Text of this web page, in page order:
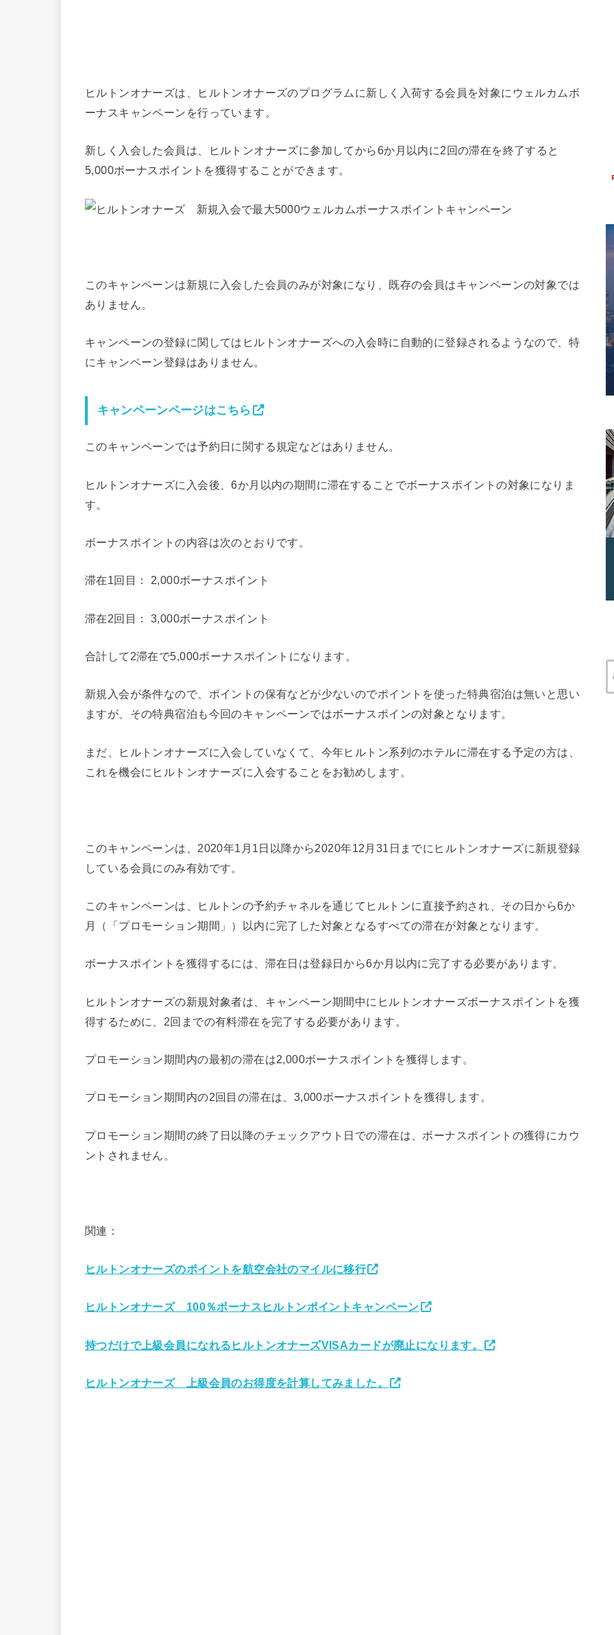
ヒルトンオナーズは、ヒルトンオナーズのプログラムに新しく入荷する会員を対象にウェルカムボ
ーナスキャンペーンを行っています。
新しく入会した会員は、ヒルトンオナーズに参加してから6か月以内に2回の滞在を終了すると
5,000ボーナスポイントを獲得することができます。
このキャンペーンは新規に入会した会員のみが対象になり、既存の会員はキャンペーンの対象では
ありません。
キャンペーンの登録に関してはヒルトンオナーズへの入会時に自動的に登録されるようなので、特
にキャンペーン登録はありません。
キャンペーンページはこちら
このキャンペーンでは予約日に関する規定などはありません。
ヒルトンオナーズに入会後、6か月以内の期間に滞在することでボーナスポイントの対象になりま
す。
ボーナスポイントの内容は次のとおりです。
滞在1回目： 2,000ボーナスポイント
滞在2回目： 3,000ボーナスポイント
合計して2滞在で5,000ボーナスポイントになります。
新規入会が条件なので、ポイントの保有などが少ないのでポイントを使った特典宿泊は無いと思い
ますが、その特典宿泊も今回のキャンペーンではボーナスポインの対象となります。
まだ、ヒルトンオナーズに入会していなくて、今年ヒルトン系列のホテルに滞在する予定の方は、
これを機会にヒルトンオナーズに入会することをお勧めします。
このキャンペーンは、2020年1月1日以降から2020年12月31日までにヒルトンオナーズに新規登録
している会員にのみ有効です。
このキャンペーンは、ヒルトンの予約チャネルを通じてヒルトンに直接予約され、その日から6か
月（「プロモーション期間」）以内に完了した対象となるすべての滞在が対象となります。
ボーナスポイントを獲得するには、滞在日は登録日から6か月以内に完了する必要があります。
ヒルトンオナーズの新規対象者は、キャンペーン期間中にヒルトンオナーズボーナスポイントを獲
得するために、2回までの有料滞在を完了する必要があります。
プロモーション期間内の最初の滞在は2,000ボーナスポイントを獲得します。
プロモーション期間内の2回目の滞在は、3,000ボーナスポイントを獲得します。
プロモーション期間の終了日以降のチェックアウト日での滞在は、ボーナスポイントの獲得にカウ
ントされません。
関連：
ヒルトンオナーズのポイントを航空会社のマイルに移行
ヒルトンオナーズ 100％ボーナスヒルトンポイントキャンペーン
持つだけで上級会員になれるヒルトンオナーズVISAカードが廃止になります。
ヒルトンオナーズ 上級会員のお得度を計算してみました。